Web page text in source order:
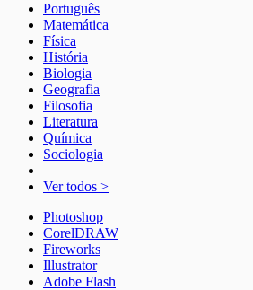
Português
Matemática
Física
História
Biologia
Geografia
Filosofia
Literatura
Química
Sociologia
Ver todos >
Photoshop
CorelDRAW
Fireworks
Illustrator
Adobe Flash